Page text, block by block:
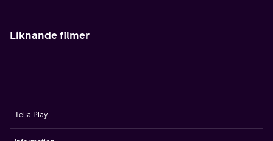
Liknande filmer
Telia Play